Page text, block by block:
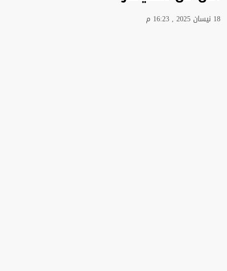
18 نيسان 2025 , 16:23 م